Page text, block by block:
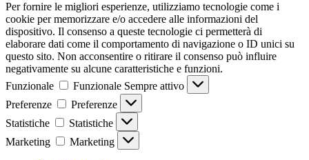
Per fornire le migliori esperienze, utilizziamo tecnologie come i
cookie per memorizzare e/o accedere alle informazioni del
dispositivo. Il consenso a queste tecnologie ci permetterà di
elaborare dati come il comportamento di navigazione o ID unici su
questo sito. Non acconsentire o ritirare il consenso può influire
negativamente su alcune caratteristiche e funzioni.
Funzionale
Funzionale Sempre attivo
Preferenze
Preferenze
Statistiche
Statistiche
Marketing
Marketing